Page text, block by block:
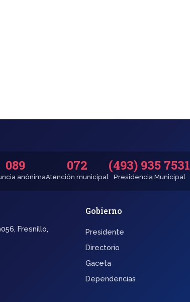
089
anónima
072
Atención municipal
(493) 935 7531
Presidencia Municipal
Fresnillo,
Gobierno
Presidente
Directorio
Gaceta
Dependencias